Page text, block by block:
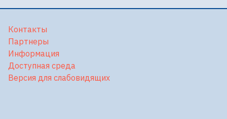
Контакты
Партнеры
Информация
Доступная среда
Версия для слабовидящих